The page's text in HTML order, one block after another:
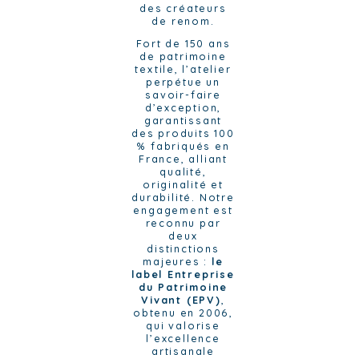
des créateurs
de renom.
Fort de 150 ans
de patrimoine
textile, l’atelier
perpétue un
savoir-faire
d’exception,
garantissant
des produits 100
% fabriqués en
France, alliant
qualité,
originalité et
durabilité. Notre
engagement est
reconnu par
deux
distinctions
majeures : le
label Entreprise
du Patrimoine
Vivant (EPV),
obtenu en 2006,
qui valorise
l’excellence
artisanale